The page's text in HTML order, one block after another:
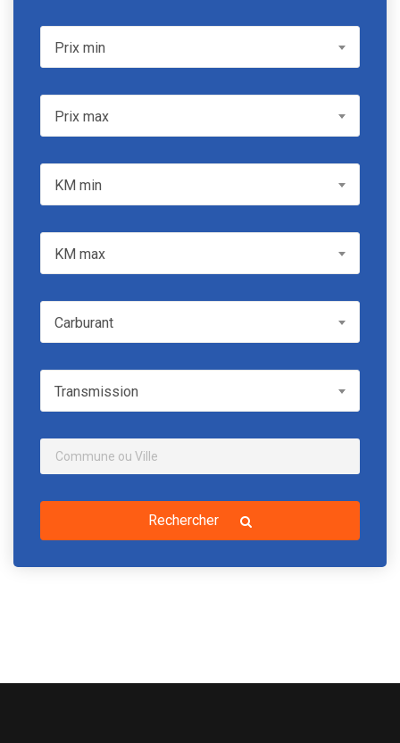
Prix minPrix min
Prix maxPrix max
KM min
KM max
CarburantCarburant
TransmissionTransmission
Rechercher